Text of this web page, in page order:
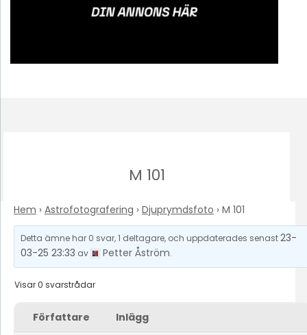
M 101
Hem › Astrofotografering › Djuprymdsfoto › M 101
Detta ämne har 0 svar, 1 deltagare, och uppdaterades senast23-
03-25 23:33 av Petter Åström.
Visar 0 svarstrådar
Författare Inlägg